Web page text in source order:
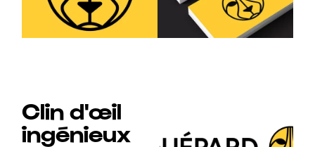
Clin d'œil
ingénieux